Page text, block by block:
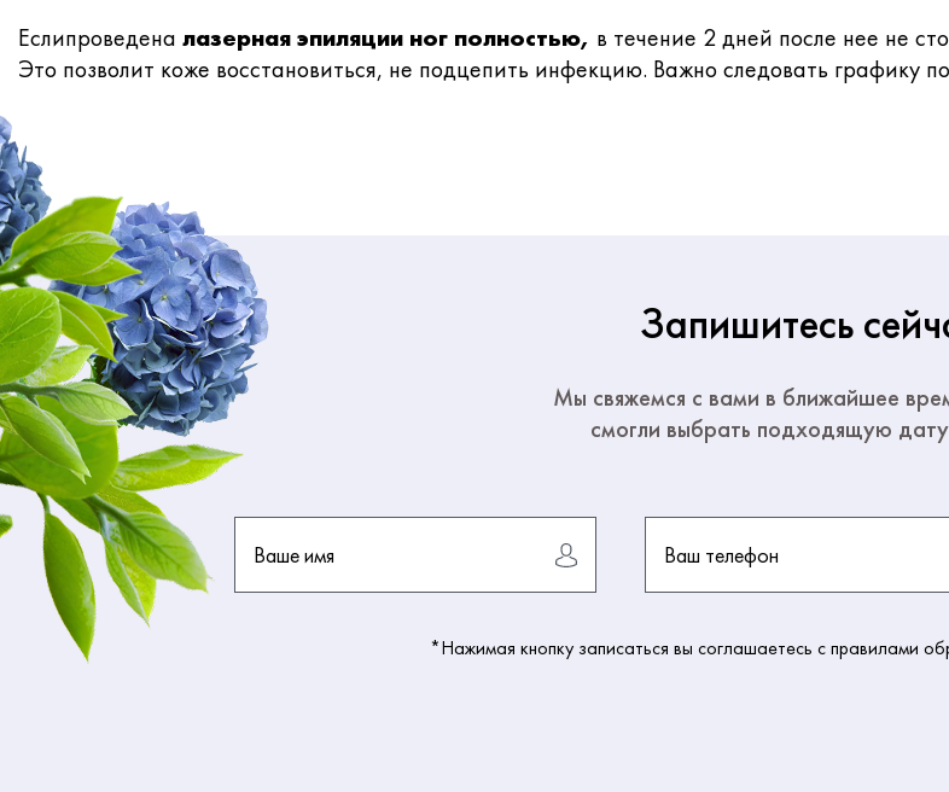
Еслипроведена лазерная эпиляции ног полностью, в течение 2 дней после нее не
Это позволит коже восстановиться, не подцепить инфекцию. Важно следовать
Запишитесь
Мы свяжемся с вами в ближайшее
смогли выбрать подходящую
Ваше имя Ваш телефон
*Нажимая кнопку записаться вы соглашаетесь с правилами